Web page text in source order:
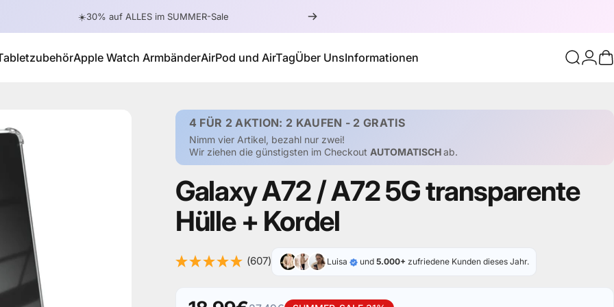
☀️30% auf ALLES im SUMMER-Sale
Apple Watch ArmbänderAirPod und AirTagÜber UnsInformationen Suche
4 FÜR 2 AKTION: 2 KAUFEN - 2 GRATIS
Nimm vier Artikel, bezahl nur zwei!
Wir ziehen die günstigsten im Checkout AUTOMATISCHab.
GalaxyA72/A725Gtransparente
Hülle + Kordel
(607) Luisa und 5.000+ zufriedene Kunden dieses Jahr.